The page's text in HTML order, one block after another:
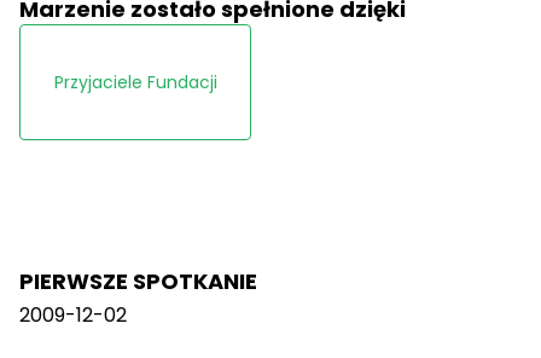
Marzenie zostało spełnione dzięki
Przyjaciele Fundacji
PIERWSZE SPOTKANIE
2009-12-02